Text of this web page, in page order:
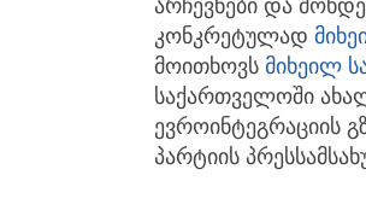
არჩევნები და
კონკრეტულად
მოითხოვს მიხეილ
საქართველოში
ევროინტეგრაციის
პარტიის